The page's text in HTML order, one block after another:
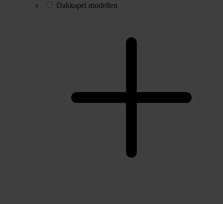
Dakkapel modellen